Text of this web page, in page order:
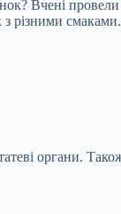
Вчені
з різними смаками.
органи.